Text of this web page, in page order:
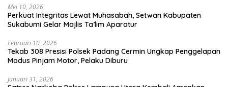
Mei 10, 2026
Perkuat Integritas Lewat Muhasabah, Setwan Kabupaten
Sukabumi Gelar Majlis Ta’lim Aparatur
Februari 10, 2026
Tekab 308 Presisi Polsek Padang Cermin Ungkap Penggelapan
Modus Pinjam Motor, Pelaku Diburu
Januari 31, 2026